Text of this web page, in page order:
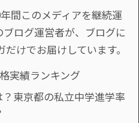
間このメディアを継続運
ログ運営者が、ブログに
けでお届けしています。
実績ランキング
東京都の私立中学進学率